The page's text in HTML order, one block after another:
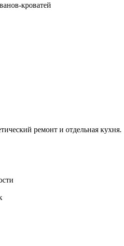
кроватей
ремонт и отдельная кухня.